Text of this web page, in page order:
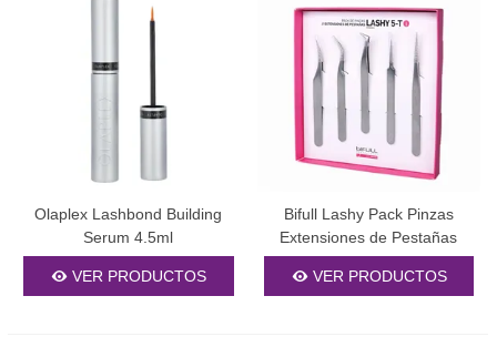
cejas y pestañas
1. Resultados duraderos y
naturales
Nuestros productos están elaborados con ingredientes de
excelente calidad que aseguran resultados que perduran. Las
semanas, mientras que los tratamientos para cejas ofrecen un
2. Seguridad y confort para tus
Olaplex Lashbond Building
Serum 4.5ml
VER PRODUCTOS
Bifull Lashy Pack Pinzas
Extensiones de Pestañas
VER PRODUCTOS